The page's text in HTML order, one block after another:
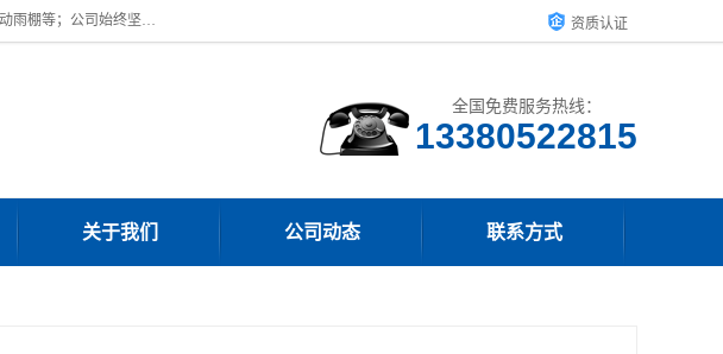
广东鼎新钢结构工程有限公司是一家制作大型电动雨棚厂家;主营：电动推拉雨棚、厂房过道雨棚、电动伸缩雨棚、停车棚、移动雨棚等；公司始终坚持结构创新,品质优越,美观形象,且售后服务好。公司充分吸纳当今休闲用品的前端技术和风格,为您带来质价相宜,时尚典雅的各种户外用品, 资质认证
全国免费服务热线：
13380522815
关于我们 公司动态 联系方式